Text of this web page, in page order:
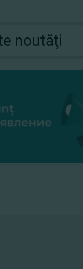
noutăţi